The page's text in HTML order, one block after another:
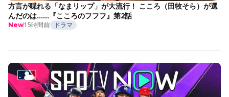
方言が喋れる「なまリップ」が大流行！ こころ（田牧そら）が選
んだのは……『こころのフフフ』第2話
New15時間前 ドラマ